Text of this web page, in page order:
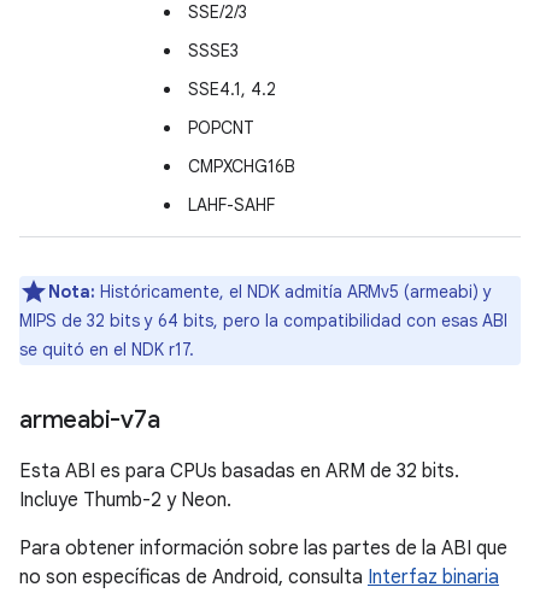
SSE/2/3
SSSE3
SSE4.1, 4.2
POPCNT
CMPXCHG16B
LAHF-SAHF
Nota: Históricamente, el NDK admitía ARMv5 (armeabi) y
MIPS de 32 bits y 64 bits, pero la compatibilidad con esas ABI
se quitó en el NDK r17.
armeabi-v7a
Esta ABI es para CPUs basadas en ARM de 32 bits.
Incluye Thumb-2 y Neon.
Para obtener información sobre las partes de la ABI que
no son específicas de Android, consulta Interfaz binaria